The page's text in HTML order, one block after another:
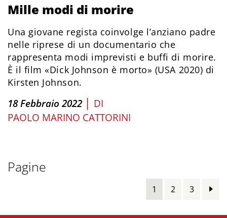
Mille modi di morire
Una giovane regista coinvolge l’anziano padre
nelle riprese di un documentario che
rappresenta modi imprevisti e buffi di morire.
È il film «Dick Johnson è morto» (USA 2020) di
Kirsten Johnson.
18 Febbraio 2022 | DI
PAOLO MARINO CATTORINI
Pagine
1 2 3